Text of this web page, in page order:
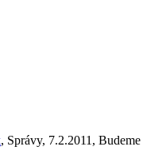
, Správy, 7.2.2011, Budeme